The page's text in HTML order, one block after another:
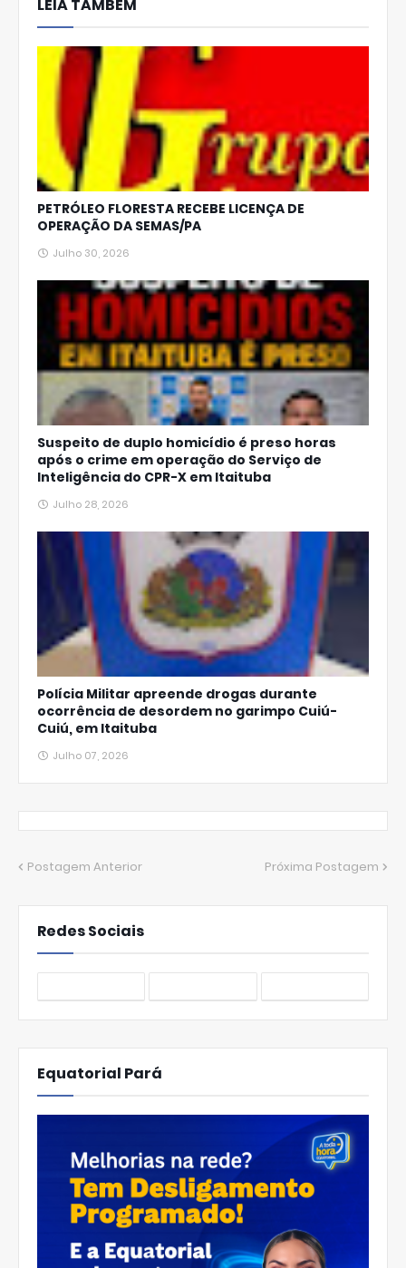
Ap
LEIA TAMBÉM
PETRÓLEO FLORESTA RECEBE LICENÇA DE
OPERAÇÃO DA SEMAS/PA
Julho 30, 2026
Suspeito de duplo homicídio é preso horas
após o crime em operação do Serviço de
Inteligência do CPR-X em Itaituba
Julho 28, 2026
Polícia Militar apreende drogas durante
ocorrência de desordem no garimpo Cuiú-
Cuiú, em Itaituba
Julho 07, 2026
Postagem Anterior Próxima Postagem
Redes Sociais
Equatorial Pará